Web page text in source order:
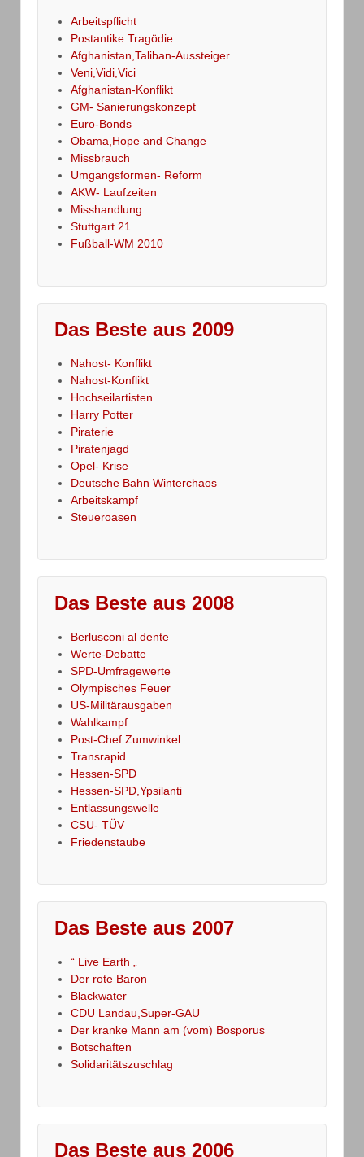
Arbeitspflicht
Postantike Tragödie
Afghanistan,Taliban-Aussteiger
Veni,Vidi,Vici
Afghanistan-Konflikt
GM- Sanierungskonzept
Euro-Bonds
Obama,Hope and Change
Missbrauch
Umgangsformen- Reform
AKW- Laufzeiten
Misshandlung
Stuttgart 21
Fußball-WM 2010
Das Beste aus 2009
Nahost- Konflikt
Nahost-Konflikt
Hochseilartisten
Harry Potter
Piraterie
Piratenjagd
Opel- Krise
Deutsche Bahn Winterchaos
Arbeitskampf
Steueroasen
Das Beste aus 2008
Berlusconi al dente
Werte-Debatte
SPD-Umfragewerte
Olympisches Feuer
US-Militärausgaben
Wahlkampf
Post-Chef Zumwinkel
Transrapid
Hessen-SPD
Hessen-SPD,Ypsilanti
Entlassungswelle
CSU- TÜV
Friedenstaube
Das Beste aus 2007
“ Live Earth „
Der rote Baron
Blackwater
CDU Landau,Super-GAU
Der kranke Mann am (vom) Bosporus
Botschaften
Solidaritätszuschlag
Das Beste aus 2006